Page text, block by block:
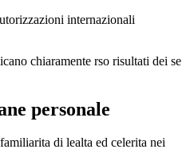
internazionali
chiaramente rso risultati dei se
personale
di lealta ed celerita nei